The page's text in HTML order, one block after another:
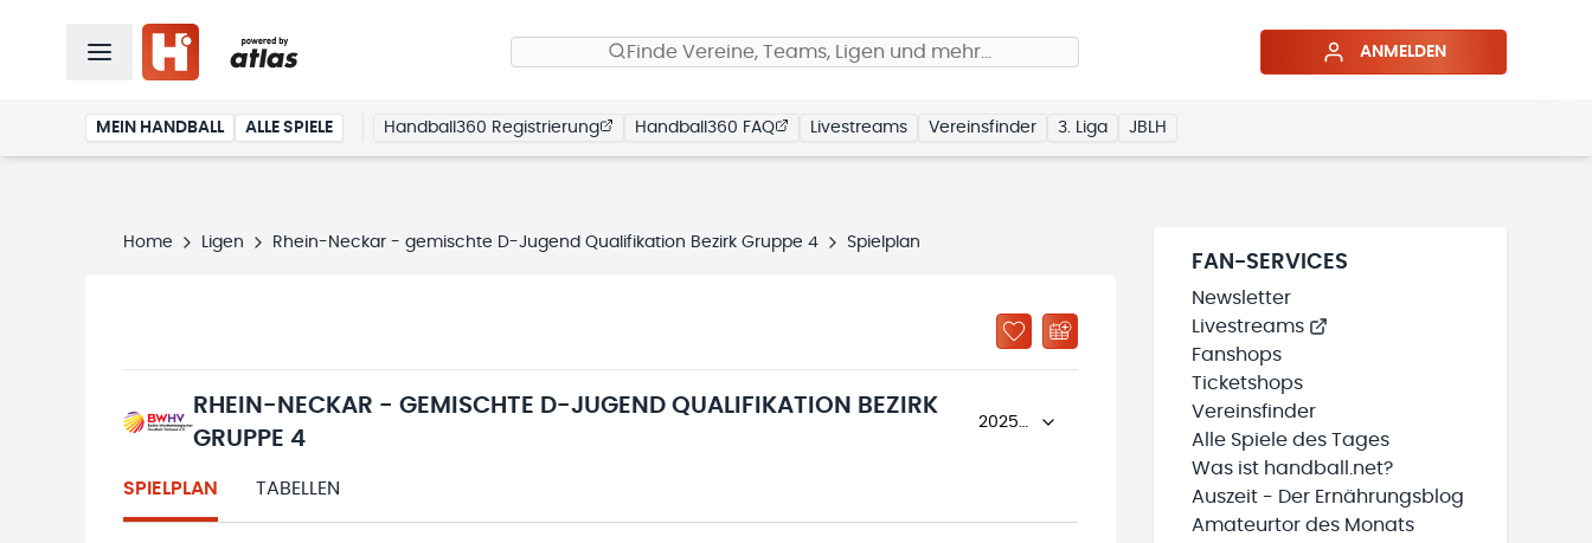
Finde Vereine, Teams, Ligen und mehr… ANMELDEN
MEIN HANDBALL ALLE SPIELE Handball360 Registrierung Handball360 FAQ Livestreams Vereinsfinder 3. Liga JBLH
Home Ligen Rhein-Neckar - gemischte D-Jugend Qualifikation Bezirk Gruppe 4 Spielplan
RHEIN-NECKAR - GEMISCHTE D-JUGEND QUALIFIKATION BEZIRK
GRUPPE 4
2025/26
SPIELPLAN TABELLEN
FAN-SERVICES
Newsletter
Livestreams
Fanshops
Ticketshops
Vereinsfinder
Alle Spiele des Tages
Was ist handball.net?
Auszeit - Der Ernährungsblog
Amateurtor des Monats